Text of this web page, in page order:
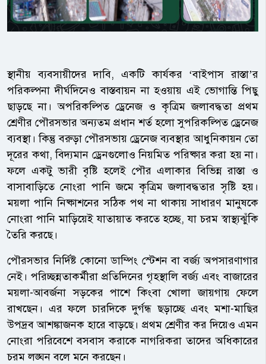
স্থানীয় ব্যবসায়ীদের দাবি, একটি কার্যকর ‘বাইপাস রাস্তা’র
পরিকল্পনা দীর্ঘদিনেও বাস্তবায়ন না হওয়ায় এই ভোগান্তি পিছু
ছাড়ছে না। অপরিকল্পিত ড্রেনেজ ও কৃত্রিম জলাবদ্ধতা প্রথম
শ্রেণীর পৌরসভার অন্যতম প্রধান শর্ত হলো সুপরিকল্পিত ড্রেনেজ
ব্যবস্থা। কিন্তু বরুড়া পৌরসভায় ড্রেনেজ ব্যবস্থার আধুনিকায়ন তো
দূরের কথা, বিদ্যমান ড্রেনগুলোও নিয়মিত পরিষ্কার করা হয় না।
ফলে একটু ভারী বৃষ্টি হলেই পৌর এলাকার বিভিন্ন রাস্তা ও
বাসাবাড়িতে নোংরা পানি জমে কৃত্রিম জলাবদ্ধতার সৃষ্টি হয়।
ময়লা পানি নিষ্কাশনের সঠিক পথ না থাকায় সাধারণ মানুষকে
নোংরা পানি মাড়িয়েই যাতায়াত করতে হচ্ছে, যা চরম স্বাস্থ্যঝুঁকি
তৈরি করছে।
পৌরসভার নির্দিষ্ট কোনো ডাম্পিং স্টেশন বা বর্জ্য অপসারণাগার
নেই। পরিচ্ছন্নতাকর্মীরা প্রতিদিনের গৃহস্থালি বর্জ্য এবং বাজারের
ময়লা-আবর্জনা সড়কের পাশে কিংবা খোলা জায়গায় ফেলে
রাখছেন। এর ফলে চারদিকে দুর্গন্ধ ছড়াচ্ছে এবং মশা-মাছির
উপদ্রব আশঙ্কাজনক হারে বাড়ছে। প্রথম শ্রেণীর কর দিয়েও এমন
নোংরা পরিবেশে বসবাস করাকে নাগরিকরা তাদের অধিকারের
চরম লঙ্ঘন বলে মনে করছেন।